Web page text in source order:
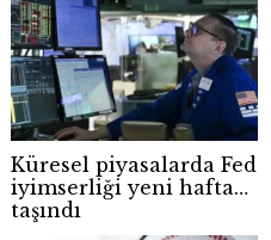
Küresel piyasalarda Fed
iyimserliği yeni haftaya
taşındı